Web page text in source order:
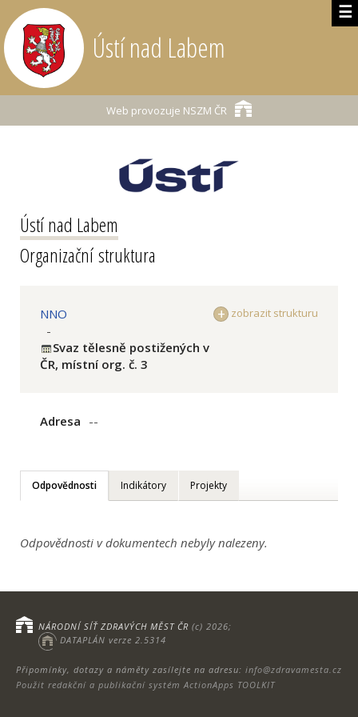
☰
Ústí nad Labem
Web provozuje NSZM ČR
Ústí nad Labem
Organizační struktura
zobrazit strukturu
NNO
-
Svaz tělesně postižených v
ČR, místní org. č. 3
Adresa --
Odpovědnosti Indikátory Projekty
Odpovědnosti v dokumentech nebyly nalezeny.
Připomínky, dotazy a náměty zasílejte na adresu: info@zdravamesta.cz
Použit redakční a publikační systém ActionApps TOOLKIT
NÁRODNÍ SÍŤ ZDRAVÝCH MĚST ČR (c) 2026;
DATAPLÁN verze 2.5314